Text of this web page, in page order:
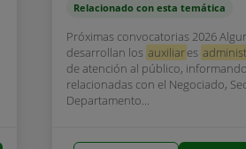
Relacionado con esta temática
Próximas convocatorias 2026
desarrollan los auxiliares
de atención al público,
relacionadas con el Negociado,
Departamento...